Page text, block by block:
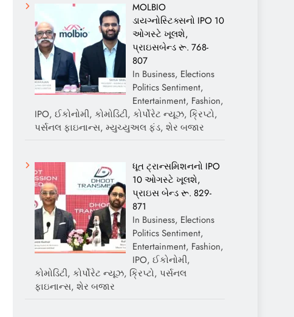
MOLBIO
ડાયગ્નોસ્ટિક્સનો IPO 10
ઓગસ્ટે ખૂલશે,
પ્રાઇસબેન્ડ રૂ. 768-
807
In Business, Elections
Politics Sentiment,
Entertainment, Fashion,
IPO, ઈકોનોમી, કોમોડિટી, કોર્પોરેટ ન્યૂઝ, ક્રિપ્ટો,
પર્સનલ ફાઇનાન્સ, મ્યુચ્યુઅલ ફંડ, શેર બજાર
ધૂત ટ્રાન્સમિશનનો IPO
10 ઓગસ્ટે ખૂલશે,
પ્રાઇસ બેન્ડ રૂ. 829-
871
In Business, Elections
Politics Sentiment,
Entertainment, Fashion,
IPO, ઈકોનોમી,
કોમોડિટી, કોર્પોરેટ ન્યૂઝ, ક્રિપ્ટો, પર્સનલ
ફાઇનાન્સ, શેર બજાર